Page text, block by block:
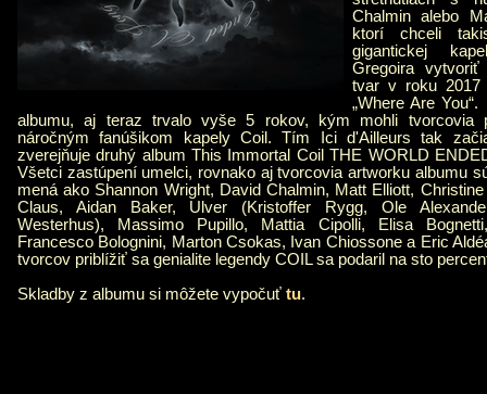
Chalmin alebo
ktorí chceli
gigantickej
Gregoira
tvar v roku 2017
„Where Are
albumu, aj teraz trvalo vyše 5 rokov, kým mohli tvorcovia
náročným fanúšikom kapely Coil. Tím Ici d'Ailleurs tak
zverejňuje druhý album This Immortal Coil THE WORLD
Všetci zastúpení umelci, rovnako aj tvorcovia artworku albumu
mená ako Shannon Wright, David Chalmin, Matt Elliott,
Claus, Aidan Baker, Ulver (Kristoffer Rygg, Ole
Westerhus), Massimo Pupillo, Mattia Cipolli, Elisa
Francesco Bolognini, Marton Csokas, Ivan Chiossone a Eric
tvorcov priblížiť sa genialite legendy COIL sa podaril na sto
Skladby z albumu si môžete vypočuť tu.